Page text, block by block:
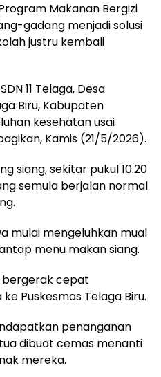
Makanan Bergizi
gadang menjadi solusi
justru kembali
11 Telaga, Desa
Biru, Kabupaten
kesehatan usai
Kamis (21/5/2026).
siang, sekitar pukul 10.20
semula berjalan normal
mulai mengeluhkan mual
menu makan siang.
bergerak cepat
Puskesmas Telaga Biru.
penanganan
dibuat cemas menanti
mereka.